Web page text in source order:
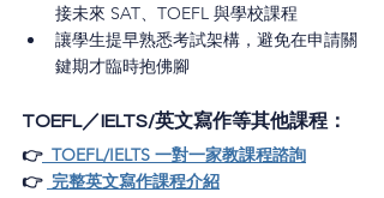
接未來 SAT、TOEFL 與學校課程
讓學生提早熟悉考試架構，避免在申請關
鍵期才臨時抱佛腳
TOEFL／IELTS/英文寫作等其他課程：
👉
  TOEFL/IELTS 一對一家教課程諮詢
👉 完整英文寫作課程介紹